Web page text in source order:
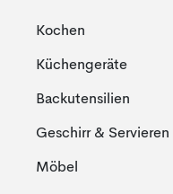
Kochen
Küchengeräte
Backutensilien
Geschirr & Servieren
Möbel